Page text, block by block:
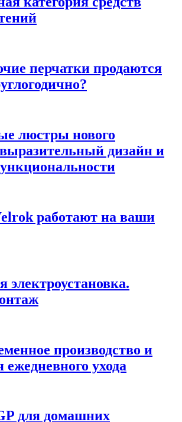
перчатки продаются
люстры нового
дизайн и
работают на ваши
электроустановка.
производство и
ежедневного ухода
для домашних